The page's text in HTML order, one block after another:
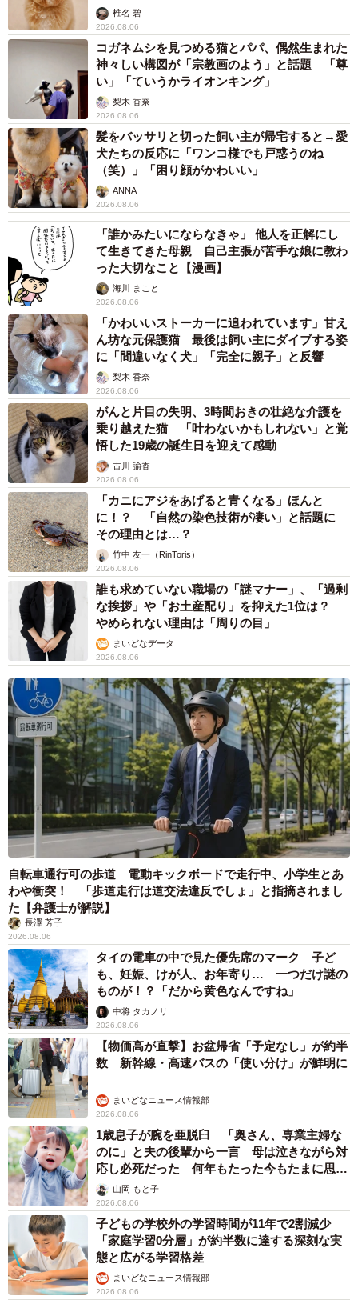
椎名 碧
2026.08.06
コガネムシを見つめる猫とパパ、偶然生まれた
神々しい構図が「宗教画のよう」と話題 「尊
い」「ていうかライオンキング」
梨木 香奈
2026.08.06
髪をバッサリと切った飼い主が帰宅すると→愛
犬たちの反応に「ワンコ様でも戸惑うのね
（笑）」「困り顔がかわいい」
ANNA
2026.08.06
「誰かみたいにならなきゃ」 他人を正解にし
て生きてきた母親 自己主張が苦手な娘に教わ
った大切なこと【漫画】
海川 まこと
2026.08.06
「かわいいストーカーに追われています」甘え
ん坊な元保護猫 最後は飼い主にダイブする姿
に「間違いなく犬」「完全に親子」と反響
梨木 香奈
2026.08.06
がんと片目の失明、3時間おきの壮絶な介護を
乗り越えた猫 「叶わないかもしれない」と覚
悟した19歳の誕生日を迎えて感動
古川 諭香
2026.08.06
「カニにアジをあげると青くなる」ほんと
に！？ 「自然の染色技術が凄い」と話題に
その理由とは…？
竹中 友一（RinToris）
2026.08.06
誰も求めていない職場の「謎マナー」、「過剰
な挨拶」や「お土産配り」を抑えた1位は？
やめられない理由は「周りの目」
まいどなデータ
2026.08.06
自転車通行可の歩道 電動キックボードで走行中、小学生とあ
わや衝突！ 「歩道走行は道交法違反でしょ」と指摘されまし
た【弁護士が解説】
長澤 芳子
2026.08.06
タイの電車の中で見た優先席のマーク 子ど
も、妊娠、けが人、お年寄り… 一つだけ謎の
ものが！？「だから黄色なんですね」
中将 タカノリ
2026.08.06
【物価高が直撃】お盆帰省「予定なし」が約半
数 新幹線・高速バスの「使い分け」が鮮明に
まいどなニュース情報部
2026.08.06
1歳息子が腕を亜脱臼 「奥さん、専業主婦な
のに」と夫の後輩から一言 母は泣きながら対
応し必死だった 何年もたった今もたまに思い
出し…山岡 もと子
2026.08.06
子どもの学校外の学習時間が11年で2割減少
「家庭学習0分層」が約半数に達する深刻な実
態と広がる学習格差
まいどなニュース情報部
2026.08.06